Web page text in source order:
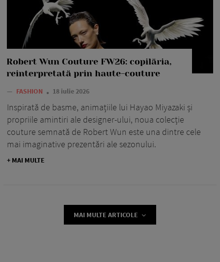
Robert Wun Couture FW26: copilăria,
reinterpretată prin haute-couture
— FASHION 18 iulie 2026
Inspirată de basme, animațiile lui Hayao Miyazaki și
propriile amintiri ale designer-ului, noua colecție
couture semnată de Robert Wun este una dintre cele
mai imaginative prezentări ale sezonului.
+ MAI MULTE
MAI MULTE ARTICOLE